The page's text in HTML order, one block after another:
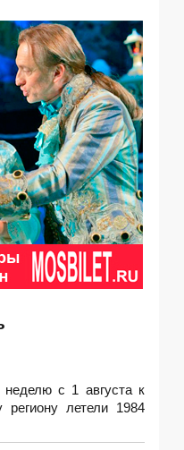
с 1 августа к
региону летели 1984